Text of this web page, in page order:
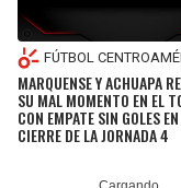
FÚTBOL
MARQUENSE Y ACHUAPA
SU MAL MOMENTO EN EL
CON EMPATE SIN GOLES
CIERRE DE LA JORNADA 4